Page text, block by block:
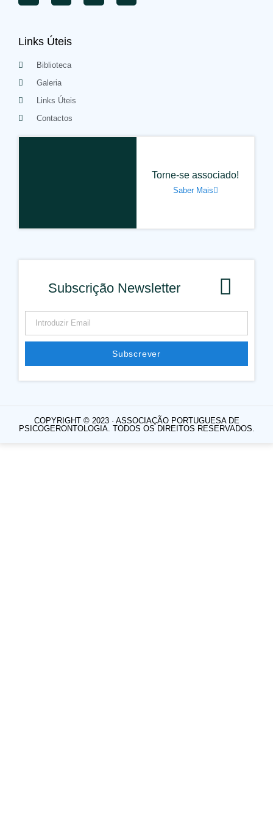
Links Úteis
Biblioteca
Galeria
Links Úteis
Contactos
Torne-se associado!
Saber Mais
Subscrição Newsletter
Subscrever
COPYRIGHT © 2023 · ASSOCIAÇÃO PORTUGUESA DE
PSICOGERONTOLOGIA. TODOS OS DIREITOS RESERVADOS.